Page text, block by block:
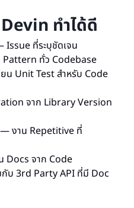
ทำได้ดี
Issue ที่ระบุชัดเจน
ทั่ว Codebase
น Unit Test สำหรับ Code
จาก Library Version
— งาน Repetitive ที่
Docs จาก Code
บ 3rd Party API ที่มี Doc